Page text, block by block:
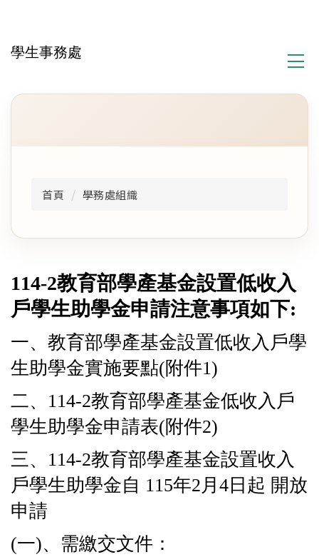
要
區
學生事務處
首頁 學務處組織
114-2教育部學產基金設置低收入
戶學生助學金申請注意事項如下:
一、教育部學產基金設置低收入戶學
生助學金實施要點(附件1)
二、114-2教育部學產基金低收入戶
學生助學金申請表(附件2)
三、114-2教育部學產基金設置收入
戶學生助學金自 115年2月4日起 開放
申請
(一)、需繳交文件：